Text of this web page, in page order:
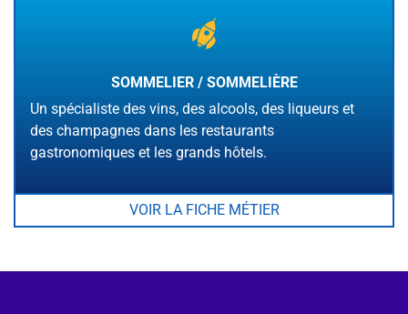
SOMMELIER / SOMMELIÈRE
Un spécialiste des vins, des alcools, des liqueurs et
des champagnes dans les restaurants
gastronomiques et les grands hôtels.
VOIR LA FICHE MÉTIER